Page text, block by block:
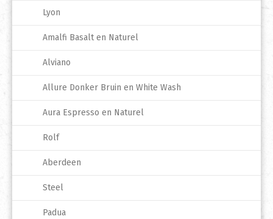
Lyon
Amalfi Basalt en Naturel
Alviano
Allure Donker Bruin en White Wash
Aura Espresso en Naturel
Rolf
Aberdeen
Steel
Padua